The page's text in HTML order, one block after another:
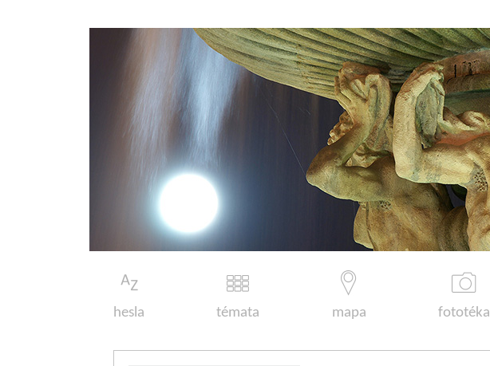
hesla témata mapa fototéka